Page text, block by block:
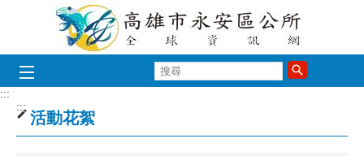
跳到主要內容區塊
尋
:::
:::
活動花絮